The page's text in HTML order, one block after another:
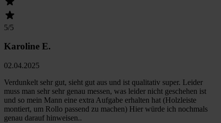
5/5
Karoline E.
02.04.2025
Verdunkelt sehr gut, sieht gut aus und ist qualitativ super. Leider
muss man sehr sehr genau messen, was leider nicht geschehen ist
und so mein Mann eine extra Aufgabe erhalten hat (Holzleiste
montiert, um Rollo passend zu machen) Hier würde ich nochmals
genau darauf hinweisen..